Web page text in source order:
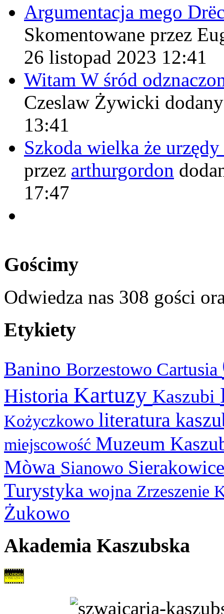
Argumentacja mego
Skomentowane przez
26 listopad 2023 12:41
Witam W śród
Czeslaw Żywicki
13:41
Szkoda wielka że
przez arthurgordon
17:47
Gościmy
Odwiedza nas 308 gości
Etykiety
Banino Borzestowo Cartusia
Historia Kartuzy Kaszubi
Kożyczkowo literatura
miejscowość Muzeum
Mòwa Sianowo
Turystyka wojna Zrzeszenie
Żukowo
Akademia Kaszubska